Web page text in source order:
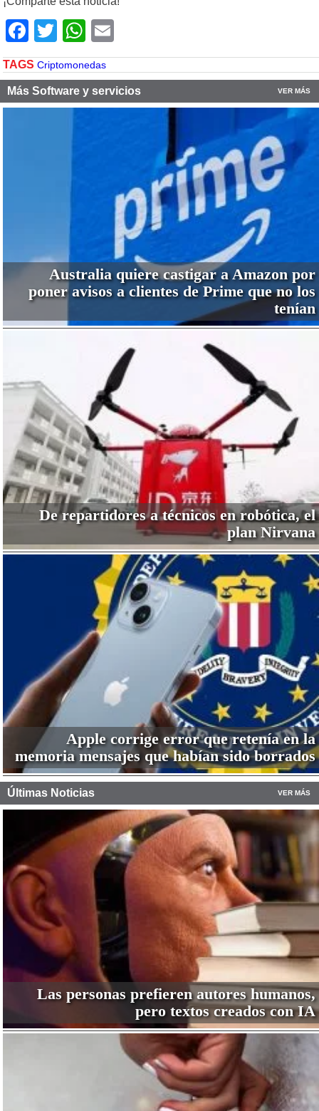
Facebook
TwitterWhatsApp
TAGS Criptomonedas
Más Software y servicios VER MÁS
Australia quiere castigar a Amazon por
poner avisos a clientes de Prime que no los
tenían
De repartidores a técnicos en robótica, el
plan Nirvana
Apple corrige error que retenía en la
memoria mensajes que habían sido borrados
Últimas Noticias VER MÁS
Las personas prefieren autores humanos,
pero textos creados con IA